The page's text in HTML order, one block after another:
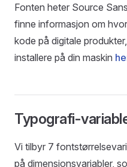
Fonten heter Source
finne informasjon om
kode på digitale
installere på din maskin
Typografi-
Vi tilbyr 7
på dimensjonsvariabler,